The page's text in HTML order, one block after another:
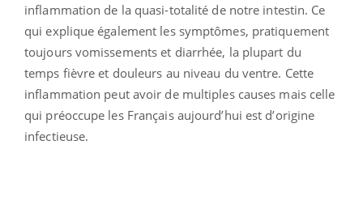
inflammation de la quasi-totalité de notre intestin. Ce
qui explique également les symptômes, pratiquement
toujours vomissements et diarrhée, la plupart du
temps fièvre et douleurs au niveau du ventre. Cette
inflammation peut avoir de multiples causes mais celle
qui préoccupe les Français aujourd’hui est d’origine
infectieuse.